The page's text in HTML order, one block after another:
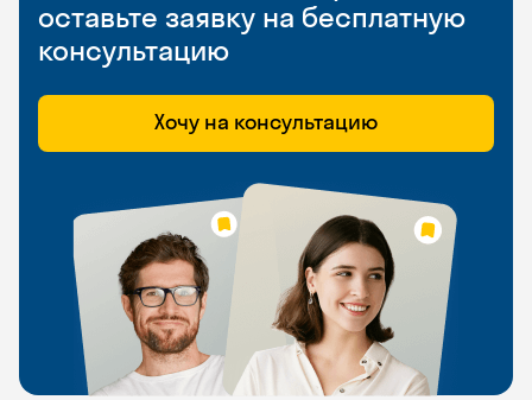
оставьте заявку на бесплатную
консультацию
Хочу на консультацию